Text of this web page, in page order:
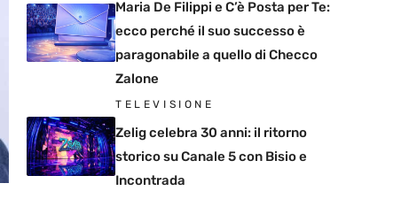
Maria De Filippi e C’è Posta per Te:
ecco perché il suo successo è
paragonabile a quello di Checco
Zalone
TELEVISIONE
Zelig celebra 30 anni: il ritorno
storico su Canale 5 con Bisio e
Incontrada